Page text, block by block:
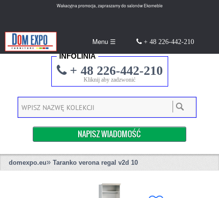
Wakacyjna promocja, zapraszamy do salonów Ekomeble
Menu ☰ + 48 226-442-210
INFOLINIA
+ 48 226-442-210
Kliknij aby zadzwonić
NAPISZ WIADOMOŚĆ
domexpo.eu» Taranko verona regal v2d 10